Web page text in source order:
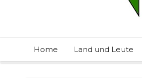
Home Land und Leute